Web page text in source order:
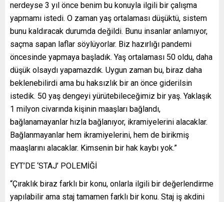
nerdeyse 3 yıl önce benim bu konuyla ilgili bir çalışma
yapmamı istedi. O zaman yaş ortalaması düşüktü, sistem
bunu kaldıracak durumda değildi. Bunu insanlar anlamıyor,
saçma sapan laflar söylüyorlar. Biz hazırlığı pandemi
öncesinde yapmaya başladık. Yaş ortalaması 50 oldu, daha
düşük olsaydı yapamazdık. Uygun zaman bu, biraz daha
beklenebilirdi ama bu haksızlık bir an önce giderilsin
istedik. 50 yaş dengeyi yürütebileceğimiz bir yaş. Yaklaşık
1 milyon civarında kişinin maaşları bağlandı,
bağlanamayanlar hızla bağlanıyor, ikramiyelerini alacaklar.
Bağlanmayanlar hem ikramiyelerini, hem de birikmiş
maaşlarını alacaklar. Kimsenin bir hak kaybı yok.”
EYT’DE ‘STAJ’ POLEMİĞİ
“Çıraklık biraz farklı bir konu, onlarla ilgili bir değerlendirme
yapılabilir ama staj tamamen farklı bir konu. Staj iş akdini